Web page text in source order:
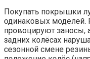
Покупать покрышки
одинаковых моделей.
провоцируют заносы,
задних колёсах
сезонной смене